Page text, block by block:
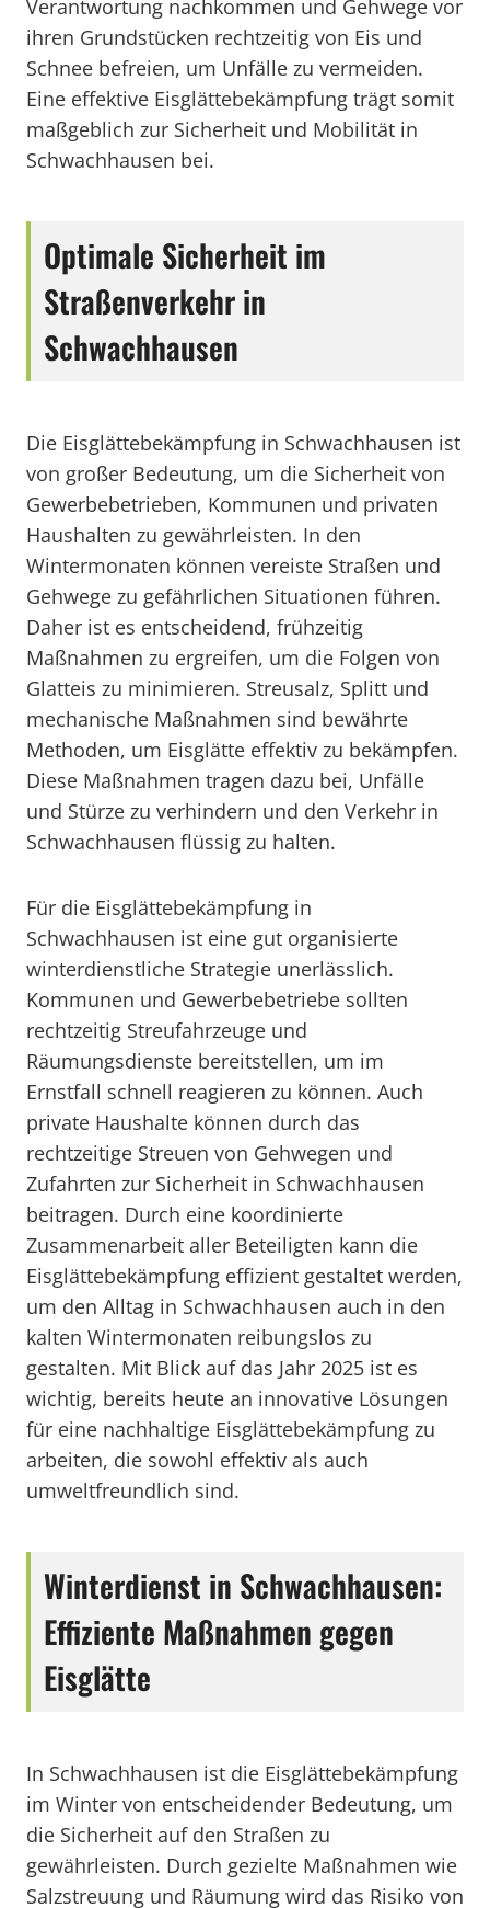
Verantwortung nachkommen und Gehwege vor
ihren Grundstücken rechtzeitig von Eis und
Schnee befreien, um Unfälle zu vermeiden.
Eine effektive Eisglättebekämpfung trägt somit
maßgeblich zur Sicherheit und Mobilität in
Schwachhausen bei.
Optimale Sicherheit im
Straßenverkehr in
Schwachhausen
Die Eisglättebekämpfung in Schwachhausen ist
von großer Bedeutung, um die Sicherheit von
Gewerbebetrieben, Kommunen und privaten
Haushalten zu gewährleisten. In den
Wintermonaten können vereiste Straßen und
Gehwege zu gefährlichen Situationen führen.
Daher ist es entscheidend, frühzeitig
Maßnahmen zu ergreifen, um die Folgen von
Glatteis zu minimieren. Streusalz, Splitt und
mechanische Maßnahmen sind bewährte
Methoden, um Eisglätte effektiv zu bekämpfen.
Diese Maßnahmen tragen dazu bei, Unfälle
und Stürze zu verhindern und den Verkehr in
Schwachhausen flüssig zu halten.
Für die Eisglättebekämpfung in
Schwachhausen ist eine gut organisierte
winterdienstliche Strategie unerlässlich.
Kommunen und Gewerbebetriebe sollten
rechtzeitig Streufahrzeuge und
Räumungsdienste bereitstellen, um im
Ernstfall schnell reagieren zu können. Auch
private Haushalte können durch das
rechtzeitige Streuen von Gehwegen und
Zufahrten zur Sicherheit in Schwachhausen
beitragen. Durch eine koordinierte
Zusammenarbeit aller Beteiligten kann die
Eisglättebekämpfung effizient gestaltet werden,
um den Alltag in Schwachhausen auch in den
kalten Wintermonaten reibungslos zu
gestalten. Mit Blick auf das Jahr 2025 ist es
wichtig, bereits heute an innovative Lösungen
für eine nachhaltige Eisglättebekämpfung zu
arbeiten, die sowohl effektiv als auch
umweltfreundlich sind.
Winterdienst in Schwachhausen:
Effiziente Maßnahmen gegen
Eisglätte
In Schwachhausen ist die Eisglättebekämpfung
im Winter von entscheidender Bedeutung, um
die Sicherheit auf den Straßen zu
gewährleisten. Durch gezielte Maßnahmen wie
Salzstreuung und Räumung wird das Risiko von